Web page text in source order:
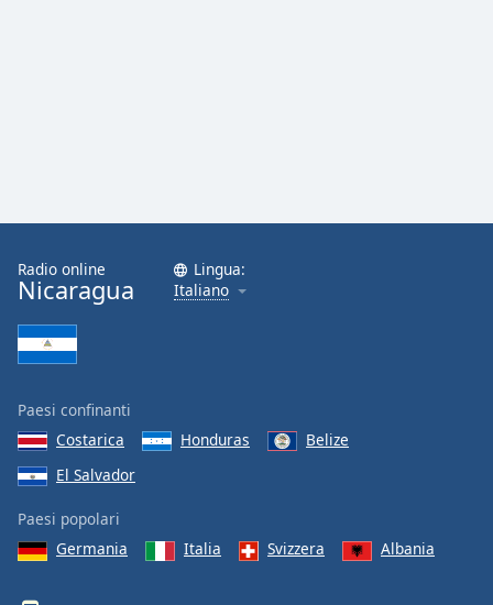
Radio online
Nicaragua
Lingua:
Italiano
Paesi confinanti
Costarica
Honduras
Belize
El Salvador
Paesi popolari
Germania
Italia Svizzera Albania